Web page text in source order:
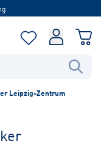
Leipzig-Zentrum